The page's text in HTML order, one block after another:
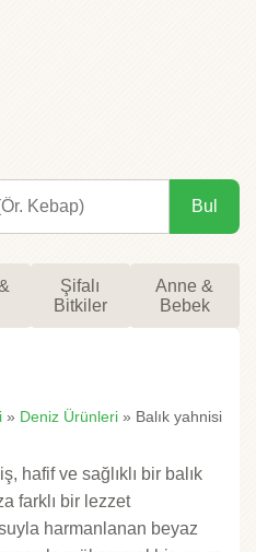
Bul
Şifalı
Bitkiler
Anne &
Bebek
» Deniz Ürünleri » Balık yahnisi
hafif ve sağlıklı bir balık
farklı bir lezzet
harmanlanan beyaz